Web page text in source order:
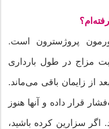
پروژسترون است.
مزاج در طول بارداری
از زایمان باقی می‌ماند.
قرار داده و آنها هنوز
اگر سزارین كرده باشید،